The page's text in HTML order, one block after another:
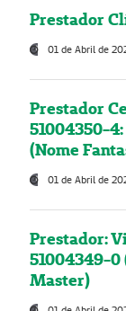
Prestador
01 de Abril de
Prestador
51004350-
(Nome
01 de Abril de
Prestador:
51004349-0
Master)